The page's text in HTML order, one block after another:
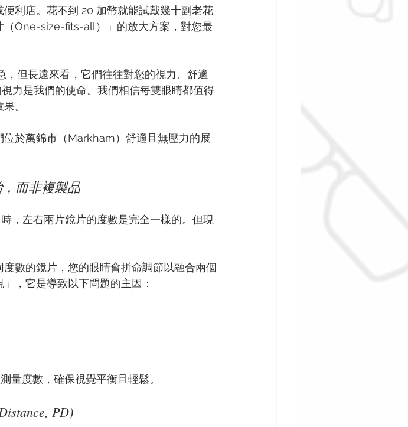
利店。花不到 20 加幣就能試戴幾十副老花
（One-size-fits-all）」的放大方案，對您最
但長遠來看，它們往往對您的視力、舒適
視力是我們的使命。我們相信每雙眼睛都值得
。
於萬錦市（Markham）舒適且無壓力的展
而非複製品
，左右兩片鏡片的度數是完全一樣的。但現
數的鏡片，您的眼睛會拼命調節以融合兩個
，它是導致以下問題的主因：
量度數，確保視覺平衡且輕鬆。
PD)